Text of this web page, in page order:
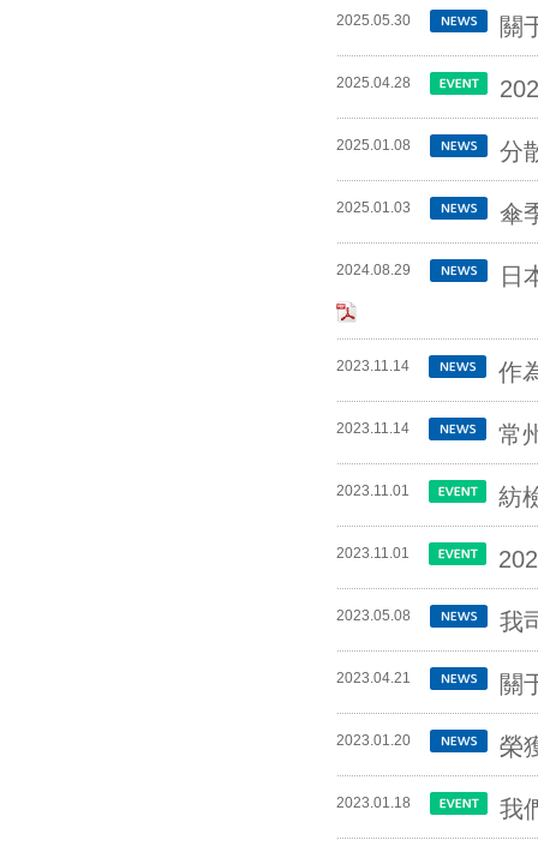
2025.05.30 關
2025.04.28
2025.01.08 分
2025.01.03 傘
2024.08.29 日
2023.11.14 作
2023.11.14 常
2023.11.01 紡
2023.11.01
2023.05.08 我
2023.04.21 關
2023.01.20 榮
2023.01.18 我